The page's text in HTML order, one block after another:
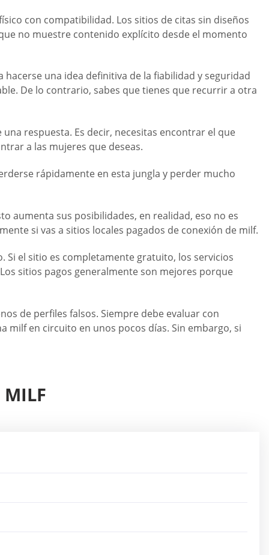
con compatibilidad. Los sitios de citas sin diseños
no muestre contenido explícito desde el momento
una idea definitiva de la fiabilidad y seguridad
De lo contrario, sabes que tienes que recurrir a otra
respuesta. Es decir, necesitas encontrar el que
a las mujeres que deseas.
rápidamente en esta jungla y perder mucho
aumenta sus posibilidades, en realidad, eso no es
si vas a sitios locales pagados de conexión de milf.
Si el sitio es completamente gratuito, los servicios
sitios pagos generalmente son mejores porque
de perfiles falsos. Siempre debe evaluar con
en circuito en unos pocos días. Sin embargo, si
MILF